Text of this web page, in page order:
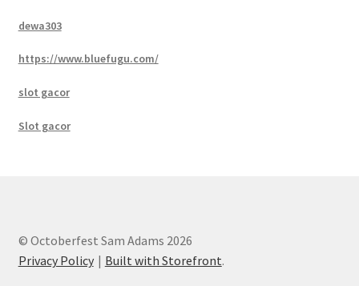
dewa303
https://www.bluefugu.com/
slot gacor
Slot gacor
© Octoberfest Sam Adams 2026
Privacy Policy
Built with Storefront.